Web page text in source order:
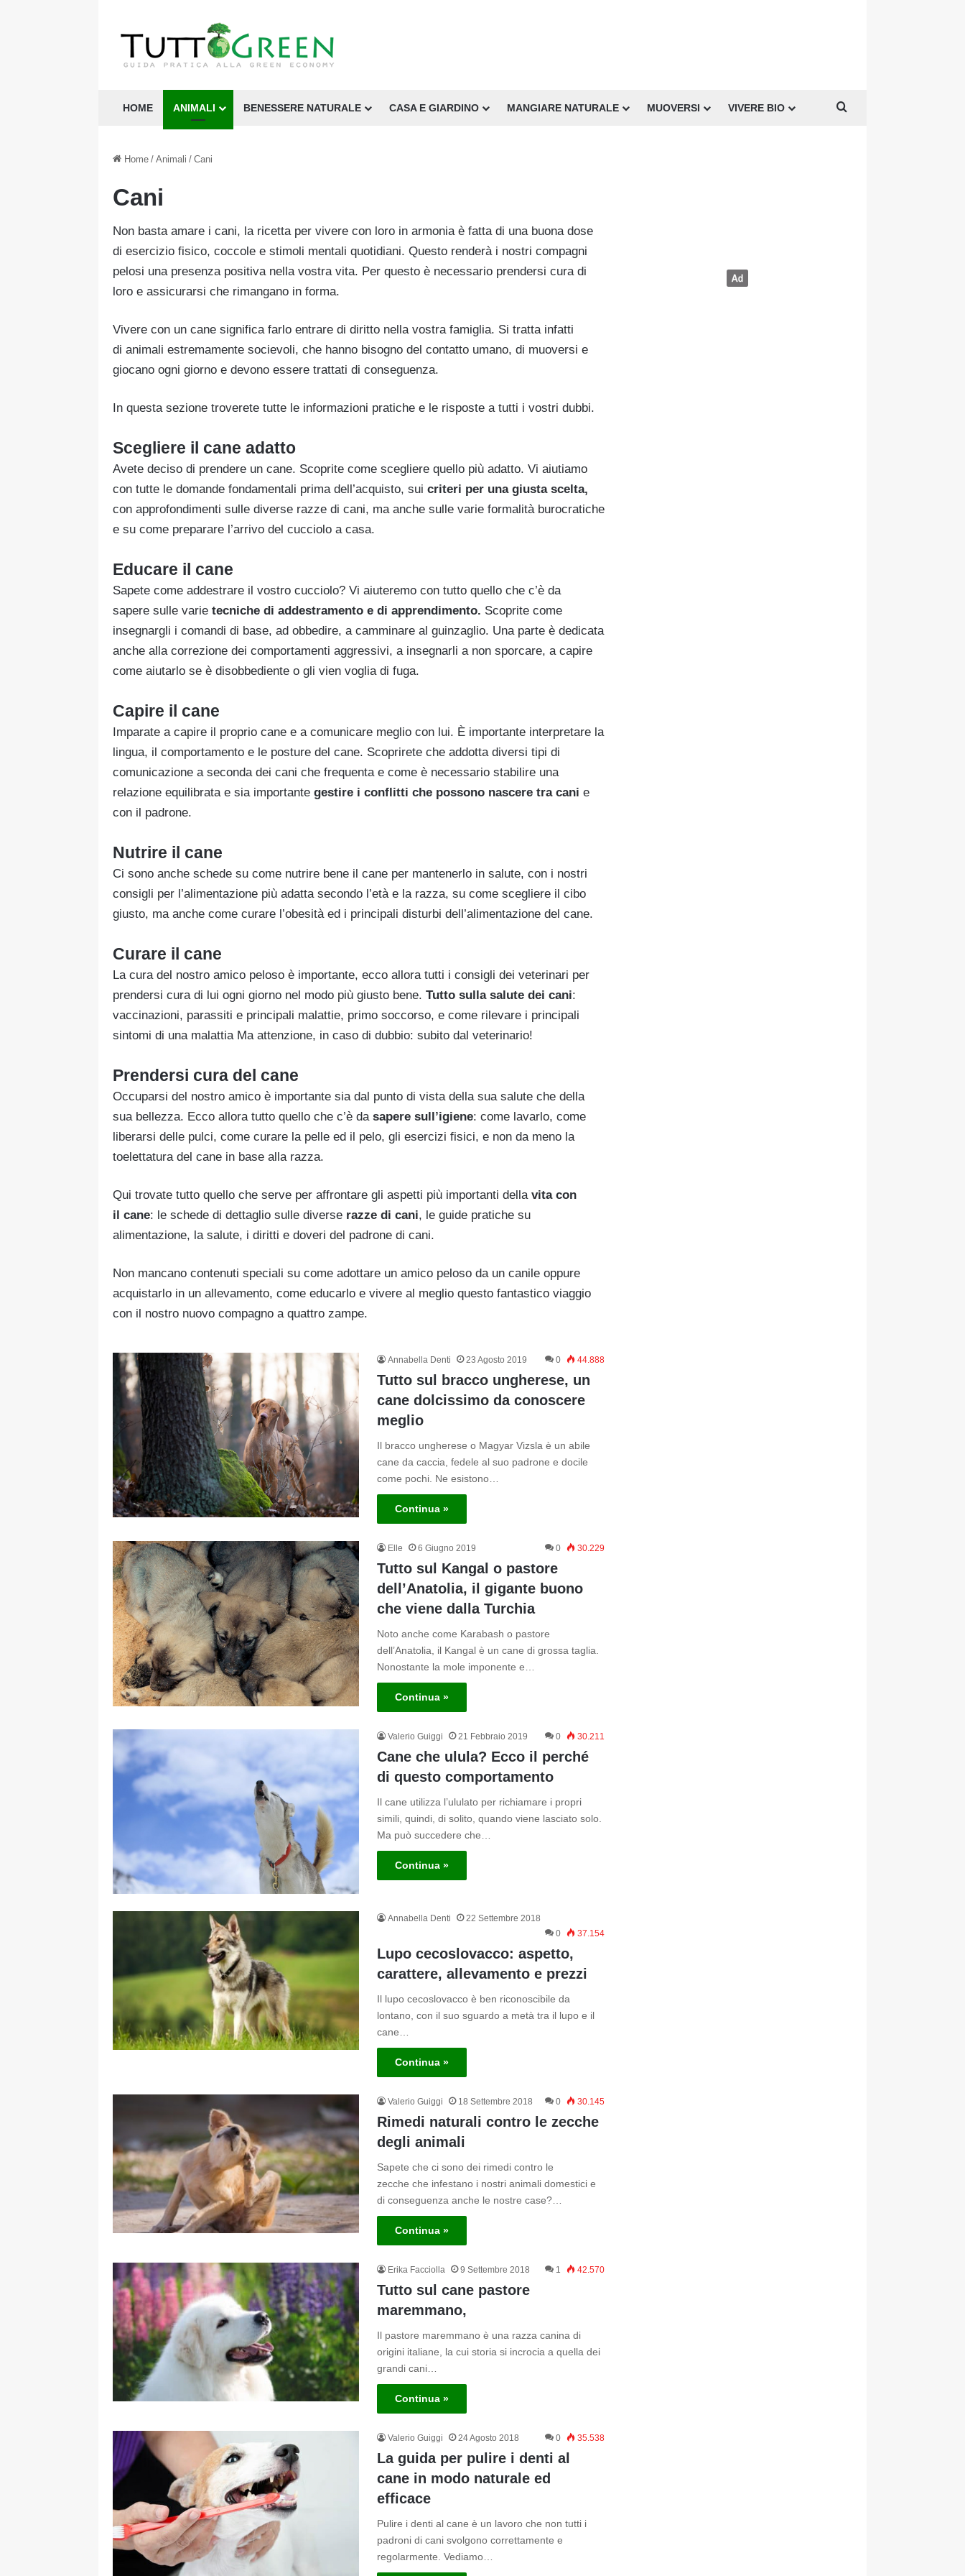
HOME ANIMALI BENESSERE NATURALE CASA E GIARDINO MANGIARE NATURALE MUOVERSI VIVERE BIO
Home / Animali / Cani
Cani
Non basta amare i cani, la ricetta per vivere con loro in armonia è fatta di una buona dose
di esercizio fisico, coccole e stimoli mentali quotidiani. Questo renderà i nostri compagni
pelosi una presenza positiva nella vostra vita. Per questo è necessario prendersi cura di
loro e assicurarsi che rimangano in forma.
Vivere con un cane significa farlo entrare di diritto nella vostra famiglia. Si tratta infatti
di animali estremamente socievoli, che hanno bisogno del contatto umano, di muoversi e
giocano ogni giorno e devono essere trattati di conseguenza.
In questa sezione troverete tutte le informazioni pratiche e le risposte a tutti i vostri dubbi.
Scegliere il cane adatto
Avete deciso di prendere un cane. Scoprite come scegliere quello più adatto. Vi aiutiamo
con tutte le domande fondamentali prima dell’acquisto, sui criteri per una giusta scelta,
con approfondimenti sulle diverse razze di cani, ma anche sulle varie formalità burocratiche
e su come preparare l’arrivo del cucciolo a casa.
Educare il cane
Sapete come addestrare il vostro cucciolo? Vi aiuteremo con tutto quello che c’è da
sapere sulle varie tecniche di addestramento e di apprendimento. Scoprite come
insegnargli i comandi di base, ad obbedire, a camminare al guinzaglio. Una parte è dedicata
anche alla correzione dei comportamenti aggressivi, a insegnarli a non sporcare, a capire
come aiutarlo se è disobbediente o gli vien voglia di fuga.
Capire il cane
Imparate a capire il proprio cane e a comunicare meglio con lui. È importante interpretare la
lingua, il comportamento e le posture del cane. Scoprirete che addotta diversi tipi di
comunicazione a seconda dei cani che frequenta e come è necessario stabilire una
relazione equilibrata e sia importante gestire i conflitti che possono nascere tra cani e
con il padrone.
Nutrire il cane
Ci sono anche schede su come nutrire bene il cane per mantenerlo in salute, con i nostri
consigli per l’alimentazione più adatta secondo l’età e la razza, su come scegliere il cibo
giusto, ma anche come curare l’obesità ed i principali disturbi dell’alimentazione del cane.
Curare il cane
La cura del nostro amico peloso è importante, ecco allora tutti i consigli dei veterinari per
prendersi cura di lui ogni giorno nel modo più giusto bene. Tutto sulla salute dei cani:
vaccinazioni, parassiti e principali malattie, primo soccorso, e come rilevare i principali
sintomi di una malattia Ma attenzione, in caso di dubbio: subito dal veterinario!
Prendersi cura del cane
Occuparsi del nostro amico è importante sia dal punto di vista della sua salute che della
sua bellezza. Ecco allora tutto quello che c’è da sapere sull’igiene: come lavarlo, come
liberarsi delle pulci, come curare la pelle ed il pelo, gli esercizi fisici, e non da meno la
toelettatura del cane in base alla razza.
Qui trovate tutto quello che serve per affrontare gli aspetti più importanti della vita con
il cane: le schede di dettaglio sulle diverse razze di cani, le guide pratiche su
alimentazione, la salute, i diritti e doveri del padrone di cani.
Non mancano contenuti speciali su come adottare un amico peloso da un canile oppure
acquistarlo in un allevamento, come educarlo e vivere al meglio questo fantastico viaggio
con il nostro nuovo compagno a quattro zampe.
Annabella Denti 23 Agosto 2019 0 44.888
Tutto sul bracco ungherese, un
cane dolcissimo da conoscere
meglio
Il bracco ungherese o Magyar Vizsla è un abile
cane da caccia, fedele al suo padrone e docile
come pochi. Ne esistono…
Continua »
Elle 6 Giugno 2019 0 30.229
Tutto sul Kangal o pastore
dell’Anatolia, il gigante buono
che viene dalla Turchia
Noto anche come Karabash o pastore
dell’Anatolia, il Kangal è un cane di grossa taglia.
Nonostante la mole imponente e…
Continua »
Valerio Guiggi 21 Febbraio 2019 0 30.211
Cane che ulula? Ecco il perché
di questo comportamento
Il cane utilizza l’ululato per richiamare i propri
simili, quindi, di solito, quando viene lasciato solo.
Ma può succedere che…
Continua »
Annabella Denti
22 Settembre 2018
0
37.154
Lupo cecoslovacco: aspetto,
carattere, allevamento e prezzi
Il lupo cecoslovacco è ben riconoscibile da
lontano, con il suo sguardo a metà tra il lupo e il
cane…
Continua »
Valerio Guiggi 18 Settembre 2018 0 30.145
Rimedi naturali contro le zecche
degli animali
Sapete che ci sono dei rimedi contro le
zecche che infestano i nostri animali domestici e
di conseguenza anche le nostre case?…
Continua »
Erika Facciolla 9 Settembre 2018 1 42.570
Tutto sul cane pastore
maremmano,
Il pastore maremmano è una razza canina di
origini italiane, la cui storia si incrocia a quella dei
grandi cani…
Continua »
Valerio Guiggi 24 Agosto 2018 0 35.538
La guida per pulire i denti al
cane in modo naturale ed
efficace
Pulire i denti al cane è un lavoro che non tutti i
padroni di cani svolgono correttamente e
regolarmente. Vediamo…